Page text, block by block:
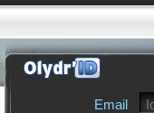
Email